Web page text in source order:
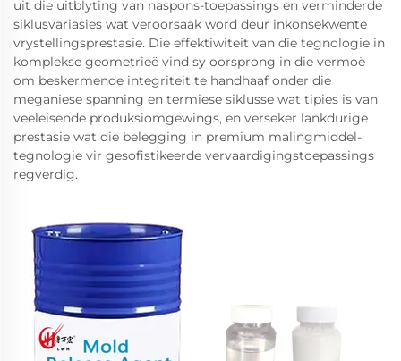
uit die uitblyting van naspons-toepassings en verminderde
siklusvariasies wat veroorsaak word deur inkonsekwente
vrystellingsprestasie. Die effektiwiteit van die tegnologie in
komplekse geometrieë vind sy oorsprong in die vermoë
om beskermende integriteit te handhaaf onder die
meganiese spanning en termiese siklusse wat tipies is van
veeleisende produksiomgewings, en verseker lankdurige
prestasie wat die belegging in premium malingmiddel-
tegnologie vir gesofistikeerde vervaardigingstoepassings
regverdig.